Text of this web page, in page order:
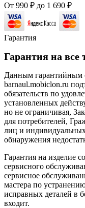
От 990 ₽ до 1 690 ₽
Гарантия
Гарантия на все
Данным гарантийным
barnaul.mobiclon.ru
обязательств по
установленных
но не ограничивая,
для потребителей,
лиц и
обнаружения
Гарантия на изделие
сервисного
сервисное
мастера по
исправных деталей в
входит.